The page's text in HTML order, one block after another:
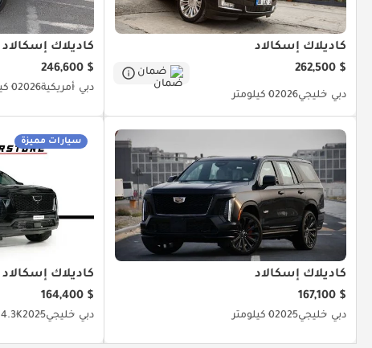
كاديلاك إسكالاد
$ 262,500
ضمان
دبي خليجي20260 كيلومتر
كاديلاك إسكالاد
$ 246,600
دبي أمريكية20260 كيلومتر
كاديلاك إسكالاد
$ 167,100
دبي خليجي20250 كيلومتر
سيارات مميزة
كاديلاك إسكالاد
$ 164,400
دبي خليجي20254.3K كيلومتر